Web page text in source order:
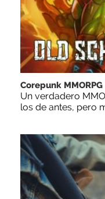
Corepunk MMORPG
Un verdadero
los de antes, pero